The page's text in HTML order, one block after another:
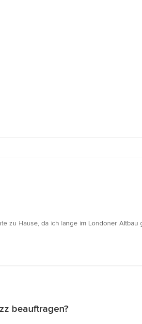
zu Hause, da ich lange im Londoner Altbau
beauftragen?